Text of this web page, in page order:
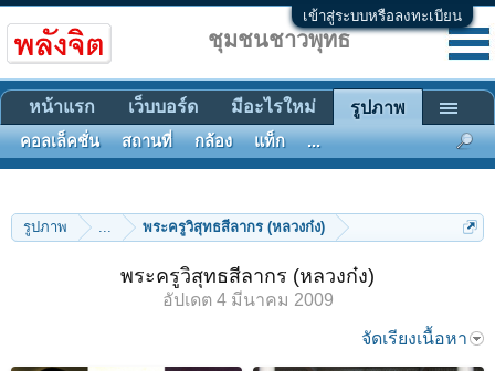
เข้าสู่ระบบหรือลงทะเบียน
รูปภาพ ... พระครูวิสุทธสีลากร (หลวงก๋ง)
พระครูวิสุทธสีลากร (หลวงก๋ง)
อัปเดต 4 มีนาคม 2009
จัดเรียงเนื้อหา
ชุมชนชาวพุทธ
หน้าแรก เว็บบอร์ด มีอะไรใหม่ รูปภาพ
คอลเล็คชั่น สถานที่ กล้อง แท็ก ...